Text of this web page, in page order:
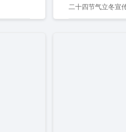
二十四节气立冬宣